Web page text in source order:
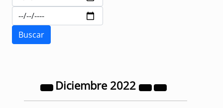
Diciembre 2022